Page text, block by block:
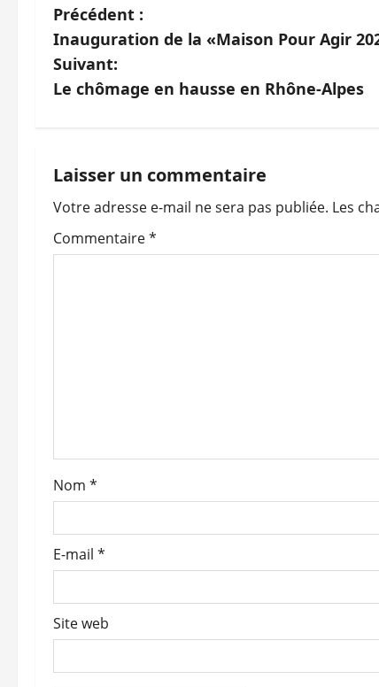
N
a
v
g
a
t
a
r
t
i
c
l
Précédent :
Inauguration de la «Maison Pour Agir
Suivant:
Le chômage en hausse en Rhône-Alpes
Laisser un commentaire
Votre adresse e-mail ne sera pas publiée. Les
Commentaire*
Nom *
E-mail *
Site web